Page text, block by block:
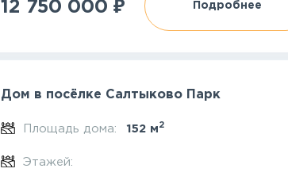
12 750 000 Подробнее
Дом в посёлке Салтыково Парк
Площадь дома: 152 м 2
Этажей: